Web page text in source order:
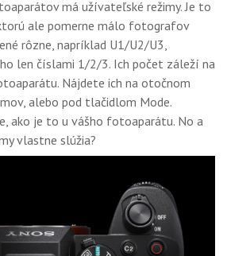
ŠKOLA FOTOGRAFIE
GALÉRIA
PORADŇA
SÚŤAŽE
KALENDÁR AKCIÍ
má užívateľské režimy. Je to
ale pomerne málo fotografov
rôzne, napríklad U1/U2/U3,
len číslami 1/2/3. Ich počet záleží na
Nájdete ich na otočnom
alebo pod tlačidlom Mode.
ako je to u vášho fotoaparátu. No a
vlastne slúžia?